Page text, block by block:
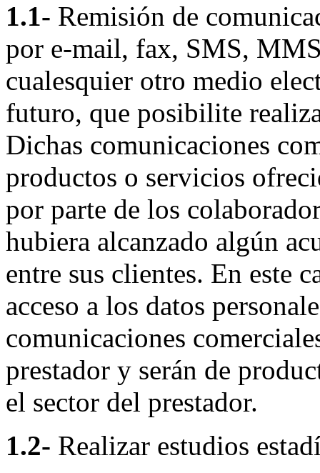
1.1- Remisión de
por e-mail, fax, SMS,
cualesquier otro medio
futuro, que posibilite
Dichas comunicaciones
productos o servicios
por parte de los
hubiera alcanzado algún
entre sus clientes. En este
acceso a los datos
comunicaciones
prestador y serán de
el sector del prestador.
1.2- Realizar estudios